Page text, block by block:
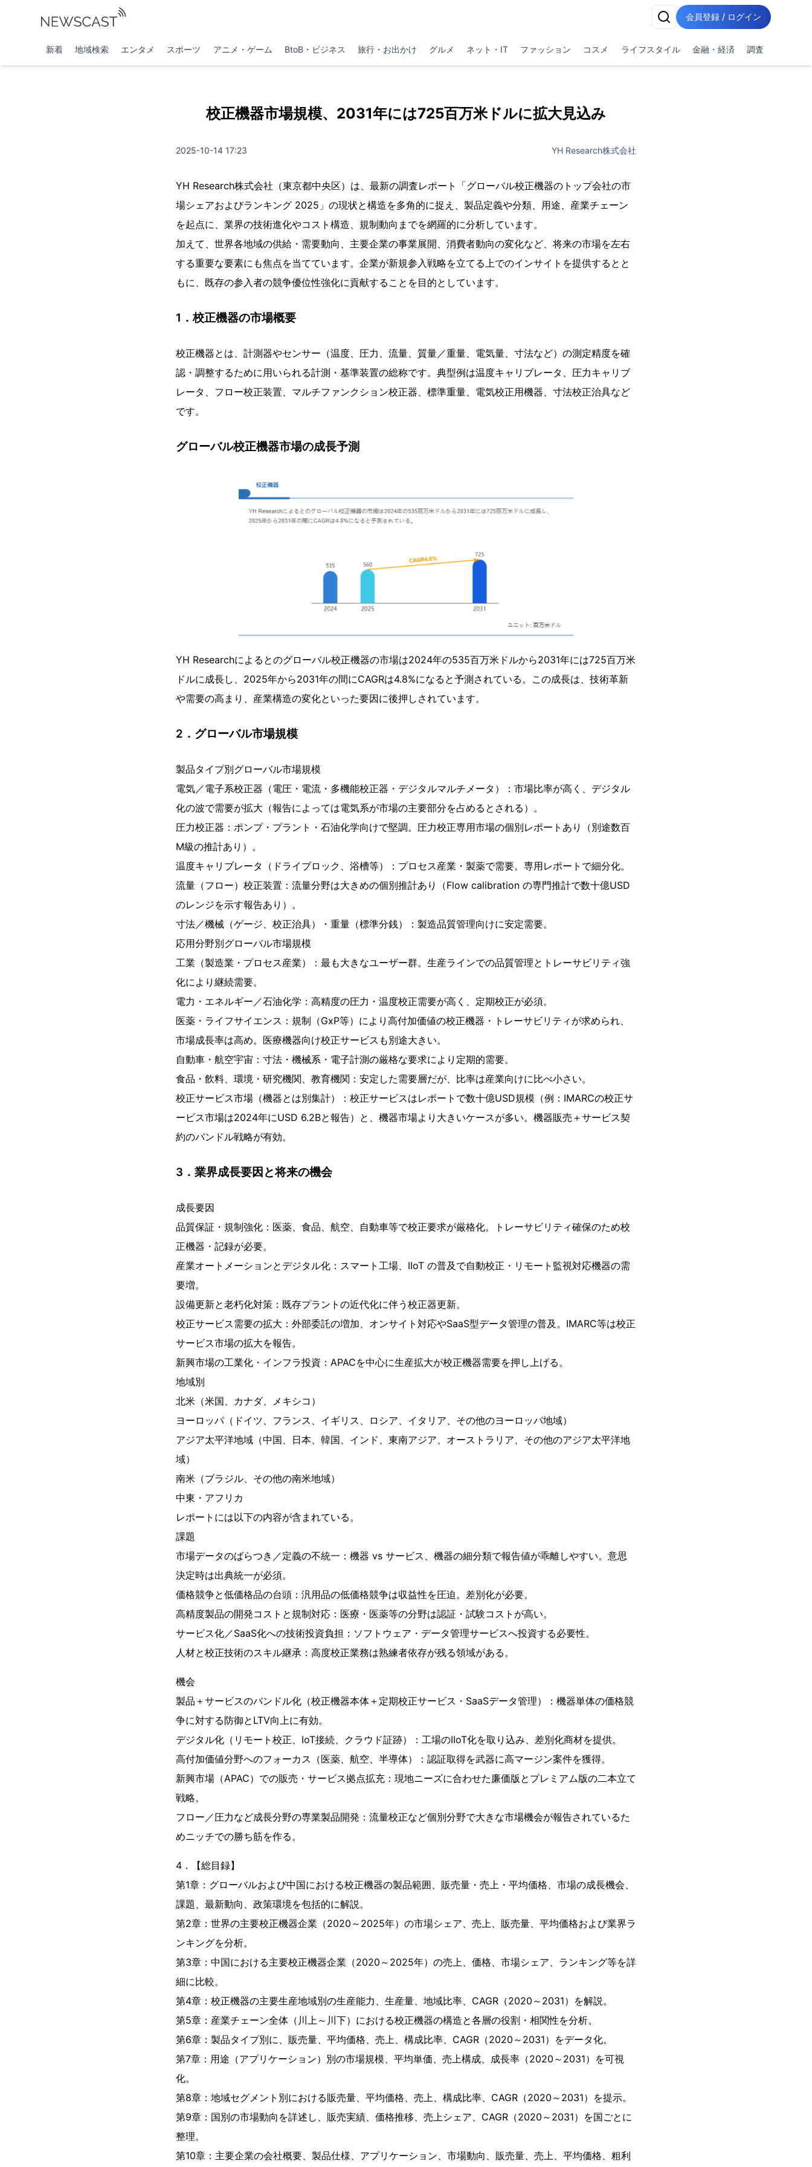
会員登録 / ログイン
新着 地域検索 エンタメ スポーツ アニメ・ゲーム BtoB・ビジネス 旅行・お出かけ グルメ ネット・IT ファッション コスメ ライフスタイル 金融・経済 調査
校正機器市場規模、2031年には725百万米ドルに拡大見込み
2025-10-14 17:23 YH Research株式会社
YH Research株式会社（東京都中央区）は、最新の調査レポート「グローバル校正機器のトップ会社の市
場シェアおよびランキング 2025」の現状と構造を多角的に捉え、製品定義や分類、用途、産業チェーン
を起点に、業界の技術進化やコスト構造、規制動向までを網羅的に分析しています。
加えて、世界各地域の供給・需要動向、主要企業の事業展開、消費者動向の変化など、将来の市場を左右
する重要な要素にも焦点を当てています。企業が新規参入戦略を立てる上でのインサイトを提供するとと
もに、既存の参入者の競争優位性強化に貢献することを目的としています。
1．校正機器の市場概要
校正機器とは、計測器やセンサー（温度、圧力、流量、質量／重量、電気量、寸法など）の測定精度を確
認・調整するために用いられる計測・基準装置の総称です。典型例は温度キャリブレータ、圧力キャリブ
レータ、フロー校正装置、マルチファンクション校正器、標準重量、電気校正用機器、寸法校正治具など
です。
グローバル校正機器市場の成長予測
YH Researchによるとのグローバル校正機器の市場は2024年の535百万米ドルから2031年には725百万米
ドルに成長し、2025年から2031年の間にCAGRは4.8%になると予測されている。この成長は、技術革新
や需要の高まり、産業構造の変化といった要因に後押しされています。
2．グローバル市場規模
製品タイプ別グローバル市場規模
電気／電子系校正器（電圧・電流・多機能校正器・デジタルマルチメータ）：市場比率が高く、デジタル
化の波で需要が拡大（報告によっては電気系が市場の主要部分を占めるとされる）。
圧力校正器：ポンプ・プラント・石油化学向けで堅調。圧力校正専用市場の個別レポートあり（別途数百
M級の推計あり）。
温度キャリブレータ（ドライブロック、浴槽等）：プロセス産業・製薬で需要。専用レポートで細分化。
流量（フロー）校正装置：流量分野は大きめの個別推計あり（Flow calibration の専門推計で数十億USD
のレンジを示す報告あり）。
寸法／機械（ゲージ、校正治具）・重量（標準分銭）：製造品質管理向けに安定需要。
応用分野別グローバル市場規模
工業（製造業・プロセス産業）：最も大きなユーザー群。生産ラインでの品質管理とトレーサビリティ強
化により継続需要。
電力・エネルギー／石油化学：高精度の圧力・温度校正需要が高く、定期校正が必須。
医薬・ライフサイエンス：規制（GxP等）により高付加価値の校正機器・トレーサビリティが求められ、
市場成長率は高め。医療機器向け校正サービスも別途大きい。
自動車・航空宇宙：寸法・機械系・電子計測の厳格な要求により定期的需要。
食品・飲料、環境・研究機関、教育機関：安定した需要層だが、比率は産業向けに比べ小さい。
校正サービス市場（機器とは別集計）：校正サービスはレポートで数十億USD規模（例：IMARCの校正サ
ービス市場は2024年にUSD 6.2Bと報告）と、機器市場より大きいケースが多い。機器販売＋サービス契
約のバンドル戦略が有効。
3．業界成長要因と将来の機会
成長要因
品質保証・規制強化：医薬、食品、航空、自動車等で校正要求が厳格化。トレーサビリティ確保のため校
正機器・記録が必要。
産業オートメーションとデジタル化：スマート工場、IIoT の普及で自動校正・リモート監視対応機器の需
要増。
設備更新と老朽化対策：既存プラントの近代化に伴う校正器更新。
校正サービス需要の拡大：外部委託の増加、オンサイト対応やSaaS型データ管理の普及。IMARC等は校正
サービス市場の拡大を報告。
新興市場の工業化・インフラ投資：APACを中心に生産拡大が校正機器需要を押し上げる。
地域別
北米（米国、カナダ、メキシコ）
ヨーロッパ（ドイツ、フランス、イギリス、ロシア、イタリア、その他のヨーロッパ地域）
アジア太平洋地域（中国、日本、韓国、インド、東南アジア、オーストラリア、その他のアジア太平洋地
域）
南米（ブラジル、その他の南米地域）
中東・アフリカ
レポートには以下の内容が含まれている。
課題
市場データのばらつき／定義の不統一：機器 vs サービス、機器の細分類で報告値が乖離しやすい。意思
決定時は出典統一が必須。
価格競争と低価格品の台頭：汎用品の低価格競争は収益性を圧迫。差別化が必要。
高精度製品の開発コストと規制対応：医療・医薬等の分野は認証・試験コストが高い。
サービス化／SaaS化への技術投資負担：ソフトウェア・データ管理サービスへ投資する必要性。
人材と校正技術のスキル継承：高度校正業務は熟練者依存が残る領域がある。
機会
製品＋サービスのバンドル化（校正機器本体＋定期校正サービス・SaaSデータ管理）：機器単体の価格競
争に対する防御とLTV向上に有効。
デジタル化（リモート校正、IoT接続、クラウド証跡）：工場のIIoT化を取り込み、差別化商材を提供。
高付加価値分野へのフォーカス（医薬、航空、半導体）：認証取得を武器に高マージン案件を獲得。
新興市場（APAC）での販売・サービス拠点拡充：現地ニーズに合わせた廉価版とプレミアム版の二本立て
戦略。
フロー／圧力など成長分野の専業製品開発：流量校正など個別分野で大きな市場機会が報告されているた
めニッチでの勝ち筋を作る。
4．【総目録】
第1章：グローバルおよび中国における校正機器の製品範囲、販売量・売上・平均価格、市場の成長機会、
課題、最新動向、政策環境を包括的に解説。
第2章：世界の主要校正機器企業（2020～2025年）の市場シェア、売上、販売量、平均価格および業界ラ
ンキングを分析。
第3章：中国における主要校正機器企業（2020～2025年）の売上、価格、市場シェア、ランキング等を詳
細に比較。
第4章：校正機器の主要生産地域別の生産能力、生産量、地域比率、CAGR（2020～2031）を解説。
第5章：産業チェーン全体（川上～川下）における校正機器の構造と各層の役割・相関性を分析。
第6章：製品タイプ別に、販売量、平均価格、売上、構成比率、CAGR（2020～2031）をデータ化。
第7章：用途（アプリケーション）別の市場規模、平均単価、売上構成、成長率（2020～2031）を可視
化。
第8章：地域セグメント別における販売量、平均価格、売上、構成比率、CAGR（2020～2031）を提示。
第9章：国別の市場動向を詳述し、販売実績、価格推移、売上シェア、CAGR（2020～2031）を国ごとに
整理。
第10章：主要企業の会社概要、製品仕様、アプリケーション、市場動向、販売量、売上、平均価格、粗利